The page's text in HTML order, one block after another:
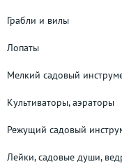
Грабли и вилы
Лопаты
Мелкий садовый
Культиваторы, аэраторы
Режущий садовый
Лейки, садовые души,